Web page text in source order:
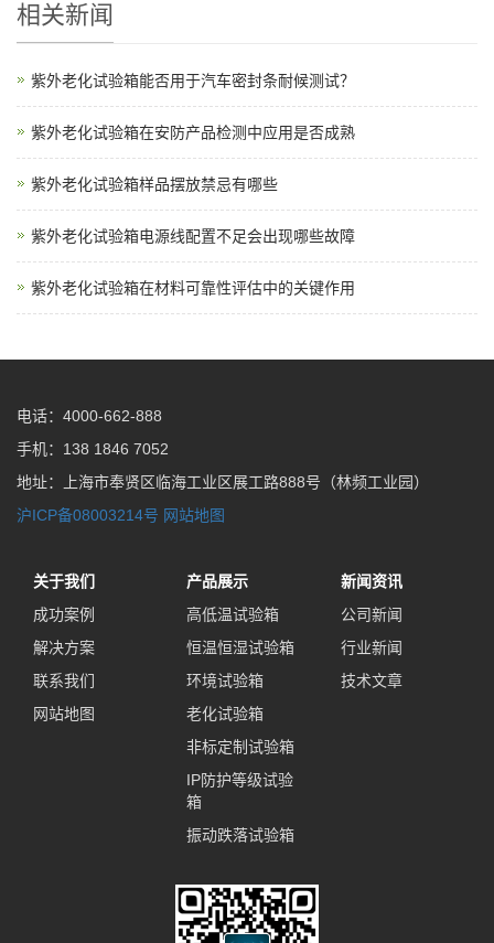
相关新闻
紫外老化试验箱能否用于汽车密封条耐候测试？
紫外老化试验箱在安防产品检测中应用是否成熟
紫外老化试验箱样品摆放禁忌有哪些
紫外老化试验箱电源线配置不足会出现哪些故障
紫外老化试验箱在材料可靠性评估中的关键作用
电话：4000-662-888
手机：138 1846 7052
地址：上海市奉贤区临海工业区展工路888号（林频工业园）
沪ICP备08003214号 网站地图
关于我们
成功案例
解决方案
联系我们
网站地图
产品展示
高低温试验箱
恒温恒湿试验箱
环境试验箱
老化试验箱
非标定制试验箱
IP防护等级试验
箱
振动跌落试验箱
新闻资讯
公司新闻
行业新闻
技术文章